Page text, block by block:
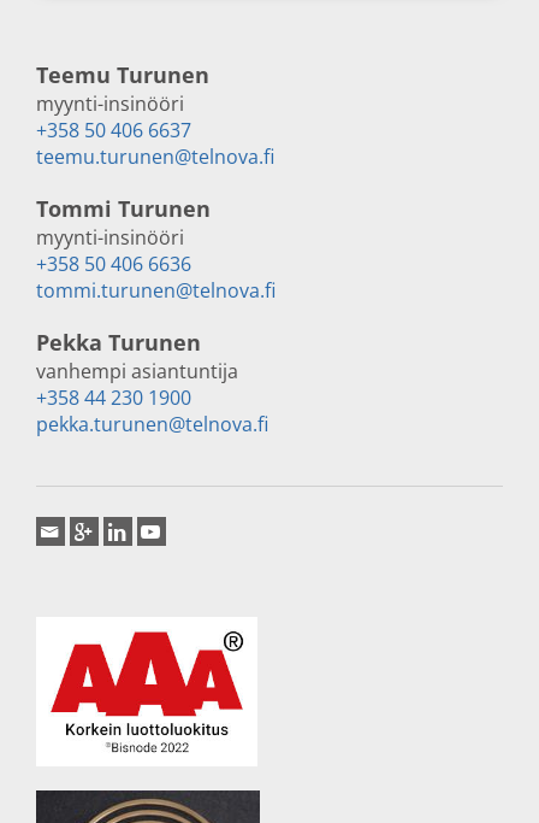
Teemu Turunen
myynti-insinööri
+358 50 406 6637
teemu.turunen@telnova.fi
Tommi Turunen
myynti-insinööri
+358 50 406 6636
tommi.turunen@telnova.fi
Pekka Turunen
vanhempi asiantuntija
+358 44 230 1900
pekka.turunen@telnova.fi